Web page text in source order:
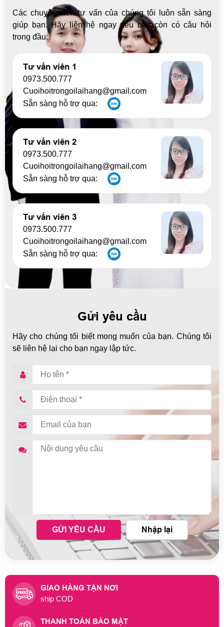
Các chuyên viên tư vấn của chúng tôi luôn sẵn sàng
giúp bạn. Hãy liên hệ ngay nếu bạn còn có câu hỏi
trong đầu.
Tư vấn viên 1
0973.500.777
Cuoihoitrongoilaihang@gmail.com
Sẵn sàng hỗ trợ qua:
Tư vấn viên 2
0973.500.777
Cuoihoitrongoilaihang@gmail.com
Sẵn sàng hỗ trợ qua:
Tư vấn viên 3
0973.500.777
Cuoihoitrongoilaihang@gmail.com
Sẵn sàng hỗ trợ qua:
Gửi yêu cầu
Hãy cho chúng tối biết mong muốn của bạn. Chúng tôi
sẽ liên hệ lại cho bạn ngay lập tức.
GỬI YÊU CẦU Nhập lại
GIAO HÀNG TẬN NƠI
ship COD
THANH TOÁN BẢO MẬT